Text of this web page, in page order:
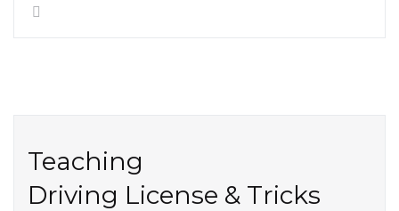
Teaching
Driving License & Tricks